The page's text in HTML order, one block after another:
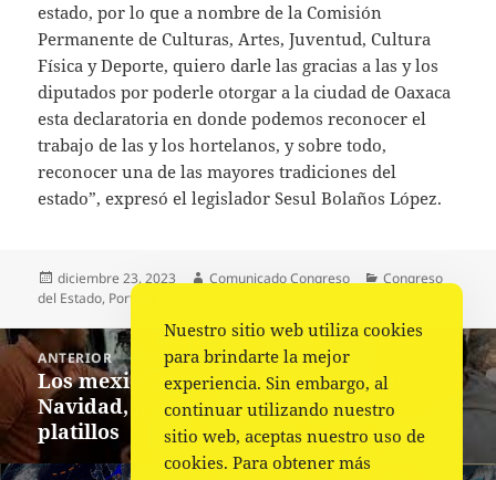
estado, por lo que a nombre de la Comisión
Permanente de Culturas, Artes, Juventud, Cultura
Física y Deporte, quiero darle las gracias a las y los
diputados por poderle otorgar a la ciudad de Oaxaca
esta declaratoria en donde podemos reconocer el
trabajo de las y los hortelanos, y sobre todo,
reconocer una de las mayores tradiciones del
estado”, expresó el legislador Sesul Bolaños López.
Publicado
el
diciembre 23, 2023 Autor
Comunicado Congreso Categorías
Congreso
del Estado, Portada
Navegación
de
entradas
ANTERIOR
Entrada
anterior:
Los mexicanos cenarán más caro en
Navidad, pero no sacrificarán sus
platillos
Nuestro sitio web utiliza cookies
para brindarte la mejor
experiencia. Sin embargo, al
continuar utilizando nuestro
sitio web, aceptas nuestro uso de
cookies. Para obtener más